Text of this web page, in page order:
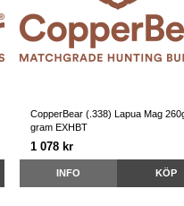
CopperBear (.338) Lapua Mag
gram EXHBT
1 078 kr
INFO KÖP